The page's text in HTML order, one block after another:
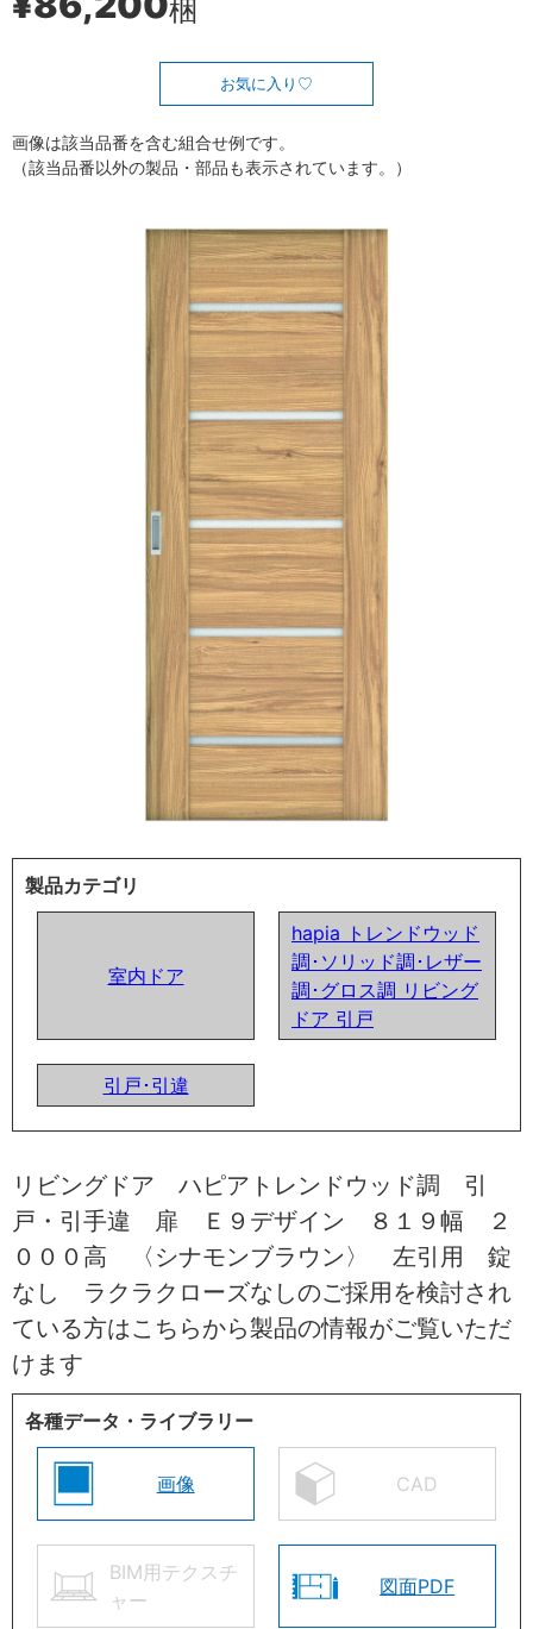
梱
お気に入り
画像は該当品番を含む組合せ例です。
（該当品番以外の製品・部品も表示されています。）
製品カテゴリ
室内ドア
hapia トレンドウッド
調･ソリッド調･レザー
調･グロス調 リビング
ドア 引戸
引戸･引違
リビングドア ハピアトレンドウッド調 引
戸・引手違 扉 Ｅ９デザイン ８１９幅 ２
０００高 〈シナモンブラウン〉 左引用 錠
なし ラクラクローズなしのご採用を検討され
ている方はこちらから製品の情報がご覧いただ
けます
各種データ・ライブラリー
画像 CAD
BIM用テクスチ
ャー
図面PDF